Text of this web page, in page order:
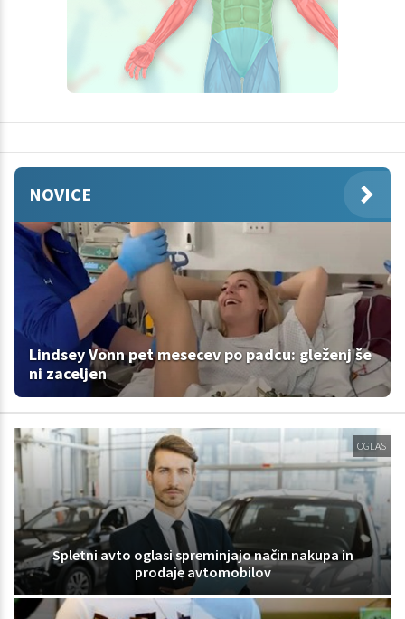
NOVICE
Lindsey Vonn pet mesecev po padcu: gleženj še
ni zaceljen
OGLAS
Spletni avto oglasi spreminjajo način nakupa in
prodaje avtomobilov